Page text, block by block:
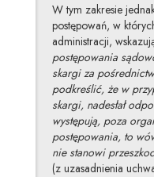
W tym zakresie
postępowań, w
administracji,
postępowania
skargi za
podkreślić, że w
skargi, nadesłał
występują, poza
postępowania, to
nie stanowi
(z uzasadnienia